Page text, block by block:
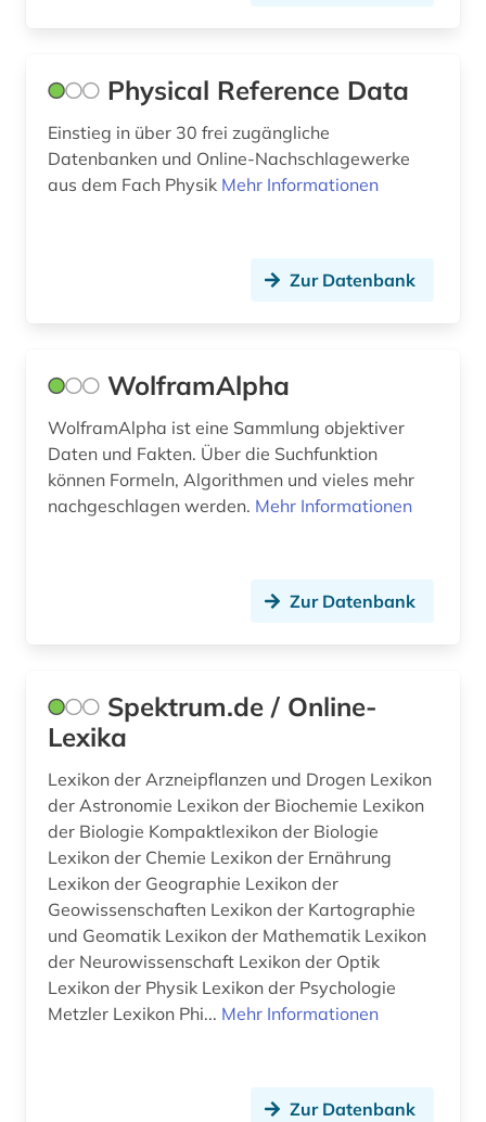
Physical Reference Data
Einstieg in über 30 frei zugängliche
Datenbanken und Online-Nachschlagewerke
aus dem Fach Physik Mehr Informationen
Zur Datenbank
WolframAlpha
WolframAlpha ist eine Sammlung objektiver
Daten und Fakten. Über die Suchfunktion
können Formeln, Algorithmen und vieles mehr
nachgeschlagen werden. Mehr Informationen
Zur Datenbank
Spektrum.de / Online-
Lexika
Lexikon der Arzneipflanzen und Drogen Lexikon
der Astronomie Lexikon der Biochemie Lexikon
der Biologie Kompaktlexikon der Biologie
Lexikon der Chemie Lexikon der Ernährung
Lexikon der Geographie Lexikon der
Geowissenschaften Lexikon der Kartographie
und Geomatik Lexikon der Mathematik Lexikon
der Neurowissenschaft Lexikon der Optik
Lexikon der Physik Lexikon der Psychologie
Metzler Lexikon Phi... Mehr Informationen
Zur Datenbank